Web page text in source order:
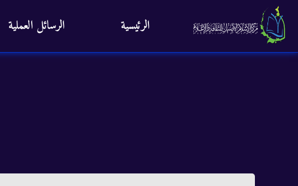
الرئيسية الرسائل العملية